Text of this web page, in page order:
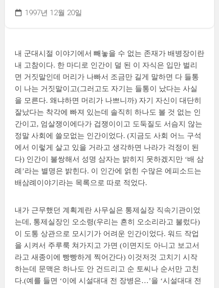
1997년 12월 20일
내 군대시절 이야기에서 빼놓을 수 없는 존재가 배병장이란
내 고참이다. 한 마디로 인간이 덜 된 이 자식은 입만 벌리
면 거짓말인데 머리가 나빠서 조금만 길게 말하면 다 들통
이 나는 거짓말이고(그러고도 자기는 들통이 났다는 사실
을 모른다. 왜냐하면 머리가 나쁘니까) 자기 자신이 대단히
잘났다는 착각에 빠져 있는데 솔직히 하나도 볼 것 없는 인
간이고, 엄살쟁이에다가 겁쟁이이고 도둑질도 서슴지 않는
정말 사회에 쓸모없는 인간이었다. (지금도 사회 어느 구석
에서 이렇게 살고 있을 거라고 생각하면 나라가 걱정이 된
다) 인간이 불쌍해서 성명 삼자는 밝히지 못하겠지만 ‘배 삼
례’라는 별명은 밝힌다. 이 인간에 얽힌 수많은 에피소드는
배삼례이야기라는 목록으로 따로 적었다.
내가 근무했던 계획계란 사무실은 통제실장 직속기관이었
는데, 통제실장인 오소령(우리는 흔히 오소리라고 불렀다)
이 도통 상관으로 모시기가 어려운 인간이었다. 워드 작업
을 시켜서 주루룩 쳐가지고 가면 (이면지도 아니고 보고서
라고 새종이에 빵빵하게 찍어간다) 이것저것 고치기 시작
하는데 문맥은 하나도 안 건드리고 순 토씨나 순서만 고친
다.(예를 들면 ‘이에 시설대대 전 장병은…’을 ‘시설대대 전